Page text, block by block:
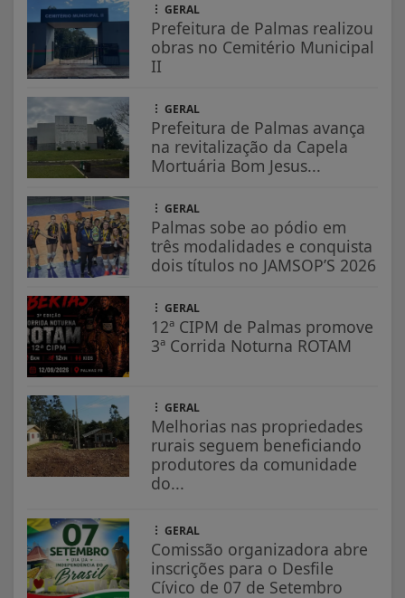
GERAL
Prefeitura de Palmas realizou
obras no Cemitério Municipal
II
GERAL
Prefeitura de Palmas avança
na revitalização da Capela
Mortuária Bom Jesus...
GERAL
Palmas sobe ao pódio em
três modalidades e conquista
dois títulos no JAMSOP’S 2026
GERAL
12ª CIPM de Palmas promove
3ª Corrida Noturna ROTAM
GERAL
Melhorias nas propriedades
rurais seguem beneficiando
produtores da comunidade
do...
GERAL
Comissão organizadora abre
inscrições para o Desfile
Cívico de 07 de Setembro